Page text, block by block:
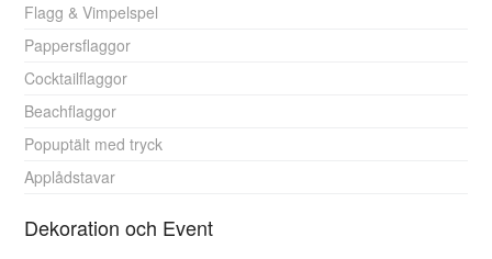
Flagg & Vimpelspel
Pappersflaggor
Cocktailflaggor
Beachflaggor
Popuptält med tryck
Applådstavar
Dekoration och Event